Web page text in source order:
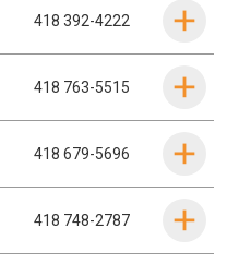
418 392-4222
418 763-5515
418 679-5696
418 748-2787